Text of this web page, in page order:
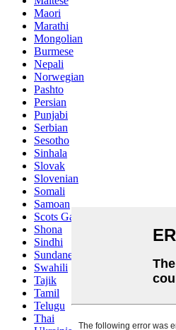
Maori
Marathi
Mongolian
Burmese
Nepali
Norwegian
Pashto
Persian
Punjabi
Serbian
Sesotho
Sinhala
Slovak
Slovenian
Somali
Samoan
Scots Gaelic
Shona
Sindhi
Sundanese
Swahili
Tajik
Tamil
Telugu
Thai